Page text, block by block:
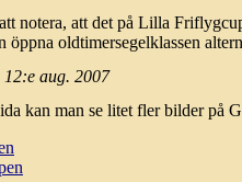
notera, att det på Lilla
öppna oldtimersegelklassen
aug. 2007
kan man se litet fler bilder på